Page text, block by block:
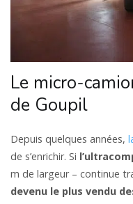
Le micro-
de Goupil
Depuis quelques années,
de s’enrichir. Si
m de largeur – continue
devenu le plus vendu